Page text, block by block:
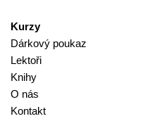
Kurzy
Dárkový poukaz
Lektoři
Knihy
O nás
Kontakt